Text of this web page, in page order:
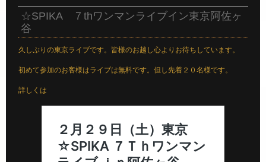
☆SPIKA ７thワンマンライブイン東京阿佐ヶ
谷
久しぶりの東京ライブです。皆様のお越し心よりお待ちしています。
初めて参加のお客様はライブは無料です。但し先着２０名様です。
詳しくは